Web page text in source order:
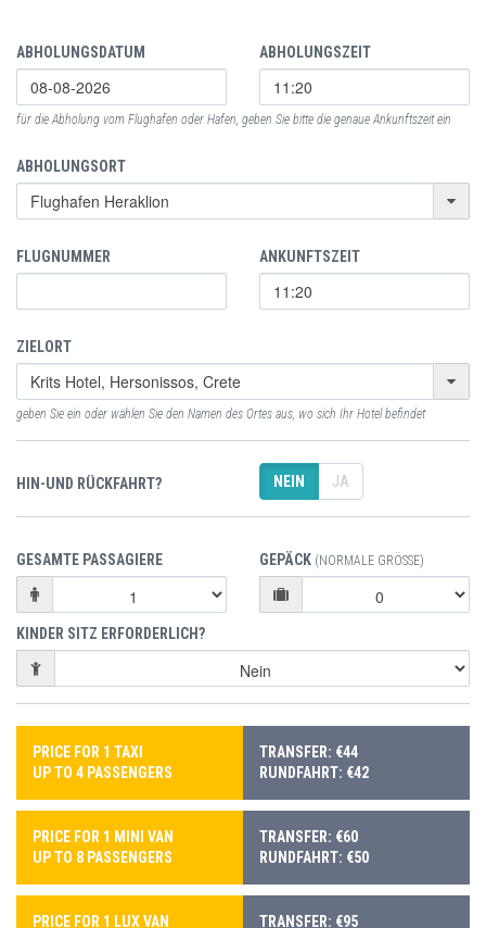
ABHOLUNGSDATUM ABHOLUNGSZEIT
für die Abholung vom Flughafen oder Hafen, geben Sie bitte die genaue Ankunftszeit ein
ABHOLUNGSORT
FLUGNUMMER ANKUNFTSZEIT
ZIELORT
geben Sie ein oder wählen Sie den Namen des Ortes aus, wo sich Ihr Hotel befindet
HIN-UND RÜCKFAHRT? NEIN JA
GESAMTE PASSAGIERE GEPÄCK (NORMALE GRÖSSE)
KINDER SITZ ERFORDERLICH?
PRICE FOR 1 TAXI
UP TO 4 PASSENGERS
TRANSFER: €44
RUNDFAHRT: €42
PRICE FOR 1 MINI VAN
UP TO 8 PASSENGERS
TRANSFER: €60
RUNDFAHRT: €50
PRICE FOR 1 LUX VAN
TRANSFER: €95